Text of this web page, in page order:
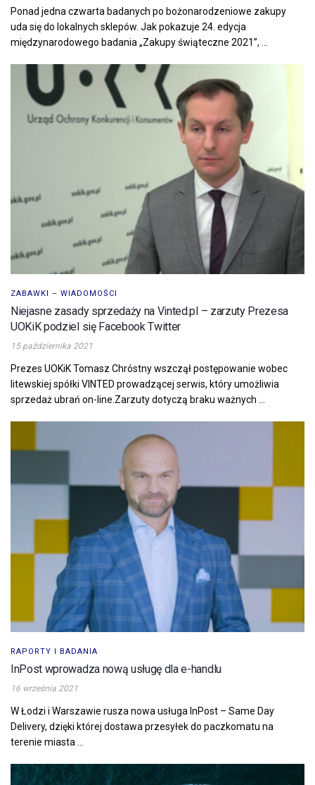
Ponad jedna czwarta badanych po bożonarodzeniowe zakupy
uda się do lokalnych sklepów. Jak pokazuje 24. edycja
międzynarodowego badania „Zakupy świąteczne 2021”, ...
ZABAWKI – WIADOMOŚCI
Niejasne zasady sprzedaży na Vinted.pl – zarzuty Prezesa
UOKiK podziel się Facebook Twitter
15 października 2021
Prezes UOKiK Tomasz Chróstny wszczął postępowanie wobec
litewskiej spółki VINTED prowadzącej serwis, który umożliwia
sprzedaż ubrań on-line.Zarzuty dotyczą braku ważnych ...
RAPORTY I BADANIA
InPost wprowadza nową usługę dla e-handlu
16 września 2021
W Łodzi i Warszawie rusza nowa usługa InPost – Same Day
Delivery, dzięki której dostawa przesyłek do paczkomatu na
terenie miasta ...